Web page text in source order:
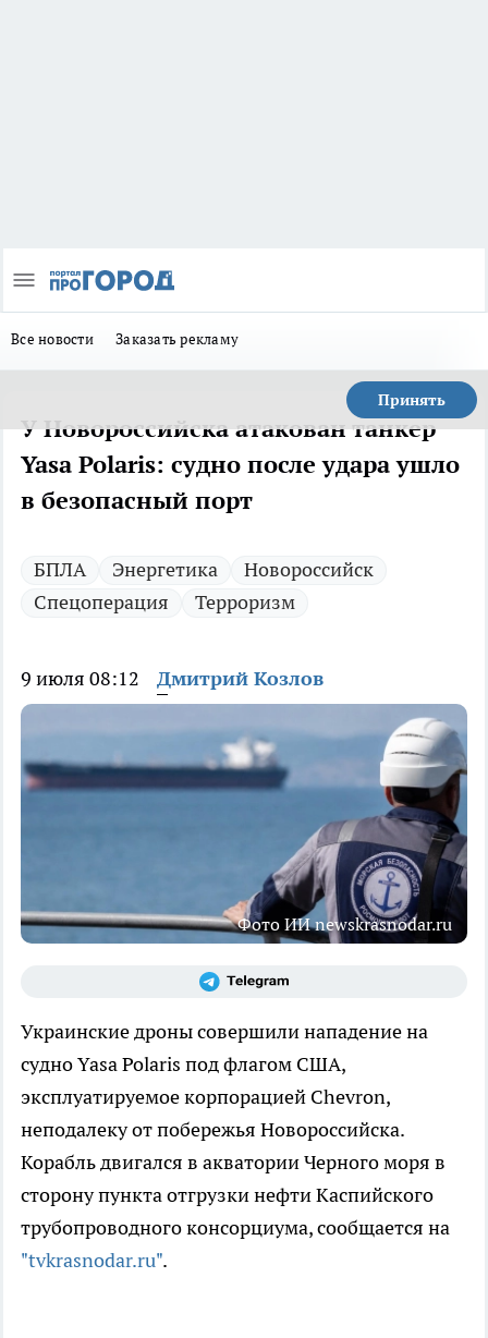
Все новости Заказать рекламу
Принять
У Новороссийска атакован танкер
Yasa Polaris: судно после удара ушло
в безопасный порт
БПЛА Энергетика
Новороссийск
Спецоперация
Терроризм
9 июля 08:12 Дмитрий Козлов
Фото ИИ newskrasnodar.ru
Украинские дроны совершили нападение на
судно Yasa Polaris под флагом США,
эксплуатируемое корпорацией Chevron,
неподалеку от побережья Новороссийска.
Корабль двигался в акватории Черного моря в
сторону пункта отгрузки нефти Каспийского
трубопроводного консорциума, сообщается на
"tvkrasnodar.ru".